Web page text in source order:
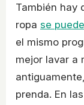
También hay
ropa se
el mismo
mejor lavar a
prenda. En